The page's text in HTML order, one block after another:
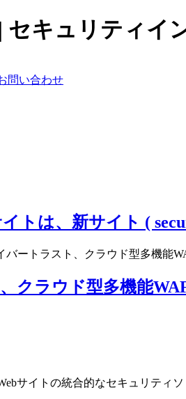
セキュリティイ
問い合わせ
トは、新サイト (
バートラスト、クラウド型多機能
クラウド型多機能
サイトの統合的なセキュリティ